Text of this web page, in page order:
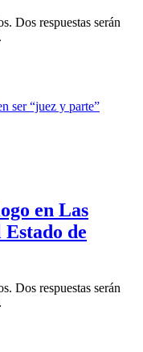
Dos respuestas serán
en Las
de
Dos respuestas serán